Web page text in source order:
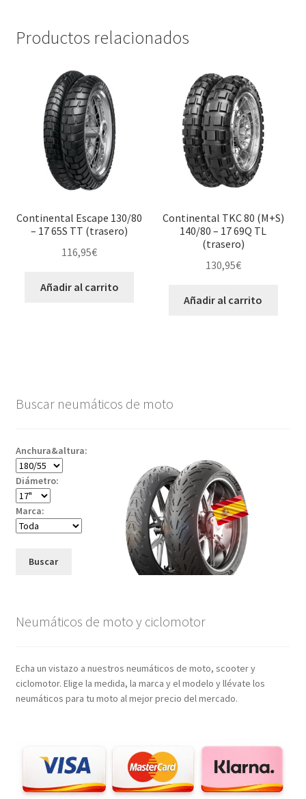
Productos relacionados
Continental Escape 130/80
– 17 65S TT (trasero)
116,95€
Añadir al carrito
Continental TKC 80 (M+S)
140/80 – 17 69Q TL
(trasero)
130,95€
Añadir al carrito
Buscar neumáticos de moto
Anchura&altura:
Diámetro:
Marca:
Buscar
Neumáticos de moto y ciclomotor
Echa un vistazo a nuestros neumáticos de moto, scooter y
ciclomotor. Elige la medida, la marca y el modelo y llévate los
neumáticos para tu moto al mejor precio del mercado.